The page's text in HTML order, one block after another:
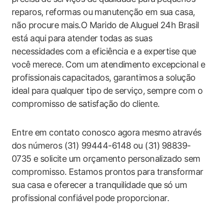
reparos, reformas ‌ou ⁢manutenção em sua casa,
não procure mais.O ‍Marido de ‍Aluguel 24h Brasil
‌está aqui ⁣para atender todas as suas​
necessidades com a eficiência e a ‍expertise que‌
você ⁤merece. Com um‍ atendimento excepcional e
profissionais⁤ capacitados, garantimos ⁣a‍ solução
ideal para‌ qualquer ‍tipo⁤ de serviço, sempre com o
compromisso de satisfação do⁣ cliente.
Entre em contato conosco agora⁤ mesmo ‌através⁤
dos​ números (31) 99444-6148 ou​ (31)⁣ 98839-
0735⁤ e solicite um ‌orçamento‍ personalizado sem
compromisso. Estamos prontos para ‌transformar
sua casa ​e oferecer a tranquilidade que ⁢só um
profissional confiável ⁢pode proporcionar.